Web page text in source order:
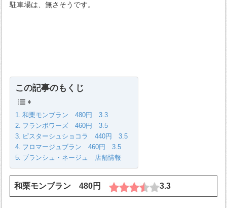
駐車場は、無さそうです。
この記事のもくじ
和栗モンブラン 480円 3.3
フランボワーズ 460円 3.5
ピスターシュショコラ 440円 3.5
フロマージュブラン 460円 3.5
ブランシュ・ネージュ 店舗情報
和栗モンブラン 480円 3.3